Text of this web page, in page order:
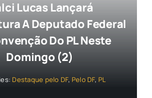
Lucas Lançará
A Deputado Federal
Do PL Neste
Domingo (2)
Destaque pelo DF, Pelo DF, PL